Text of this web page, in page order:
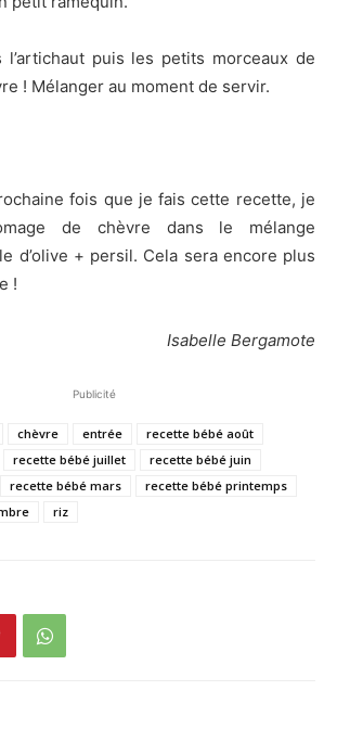
l’artichaut puis les petits morceaux de
! Mélanger au moment de servir.
fois que je fais cette recette, je
de chèvre dans le mélange
d’olive + persil. Cela sera encore plus
!
Isabelle Bergamote
Publicité
chèvre entrée
recette bébé août
recette bébé juillet
recette bébé juin
recette bébé mars
recette bébé printemps
riz